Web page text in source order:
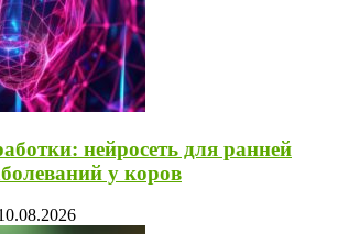
нейросеть для ранней
у коров